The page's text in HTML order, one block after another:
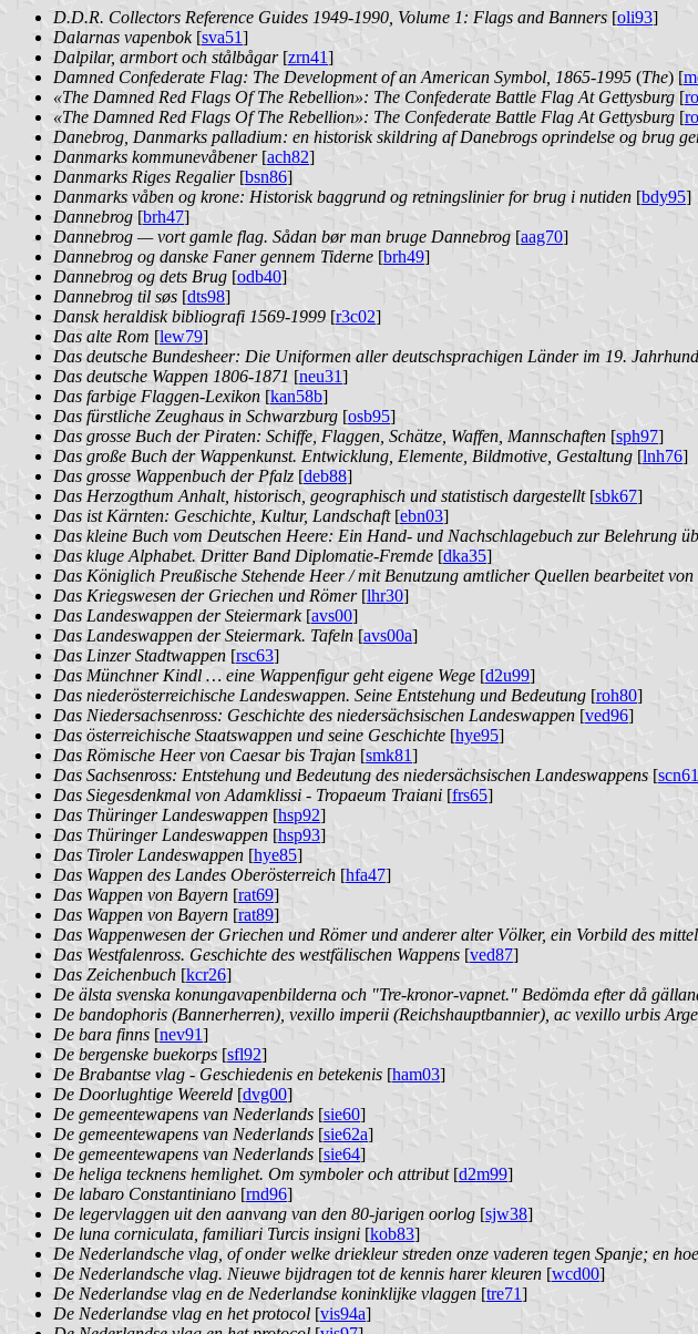
D.D.R. Collectors Reference Guides 1949-1990, Volume 1: Flags and Banners [oli93]
Dalarnas vapenbok[sva51]
Dalpilar, armbort och stålbågar[zrn41]
Damned Confederate Flag: The Development of an American Symbol, 1865-1995 (The) [
«The Damned Red Flags Of The Rebellion»: The Confederate Battle Flag At Gettysburg [
«The Damned Red Flags Of The Rebellion»: The Confederate Battle Flag At Gettysburg [
Danebrog, Danmarks palladium: en historisk skildring af Danebrogs oprindelse og brug
Danmarks kommunevåbener[ach82]
Danmarks Riges Regalier[bsn86]
Danmarks våben og krone: Historisk baggrund og retningslinier for brug i nutiden [bdy95]
Dannebrog [brh47]
Dannebrog — vort gamle flag. Sådan bør man bruge Dannebrog [aag70]
Dannebrog og danske Faner gennem Tiderne [brh49]
Dannebrog og dets Brug [odb40]
Dannebrog til søs [dts98]
Dansk heraldisk bibliografi 1569-1999 [r3c02]
Das alte Rom [lew79]
Das deutsche Bundesheer: Die Uniformen aller deutschsprachigen Länder im 19.
Das deutsche Wappen 1806-1871 [neu31]
Das farbige Flaggen-Lexikon [kan58b]
Das fürstliche Zeughaus in Schwarzburg [osb95]
Das grosse Buch der Piraten: Schiffe, Flaggen, Schätze, Waffen, Mannschaften [sph97]
Das große Buch der Wappenkunst. Entwicklung, Elemente, Bildmotive, Gestaltung [lnh76]
Das grosse Wappenbuch der Pfalz [deb88]
Das Herzogthum Anhalt, historisch, geographisch und statistisch dargestellt[sbk67]
Das ist Kärnten: Geschichte, Kultur, Landschaft[ebn03]
Das kleine Buch vom Deutschen Heere: Ein Hand- und Nachschlagebuch zur Belehrung
Das kluge Alphabet. Dritter Band Diplomatie-Fremde [dka35]
Das Königlich Preußische Stehende Heer / mit Benutzung amtlicher Quellen bearbeitet
Das Kriegswesen der Griechen und Römer[lhr30]
Das Landeswappen der Steiermark[avs00]
Das Landeswappen der Steiermark. Tafeln [avs00a]
Das Linzer Stadtwappen [rsc63]
Das Münchner Kindl … eine Wappenfigur geht eigene Wege [d2u99]
Das niederösterreichische Landeswappen. Seine Entstehung und Bedeutung [roh80]
Das Niedersachsenross: Geschichte des niedersächsischen Landeswappen [ved96]
Das österreichische Staatswappen und seine Geschichte [hye95]
Das Römische Heer von Caesar bis Trajan [smk81]
Das Sachsenross: Entstehung und Bedeutung des niedersächsischen Landeswappens [scn61
Das Siegesdenkmal von Adamklissi - Tropaeum Traiani [frs65]
Das Thüringer Landeswappen [hsp92]
Das Thüringer Landeswappen [hsp93]
Das Tiroler Landeswappen [hye85]
Das Wappen des Landes Oberösterreich [hfa47]
Das Wappen von Bayern [rat69]
Das Wappen von Bayern [rat89]
Das Wappenwesen der Griechen und Römer und anderer alter Völker, ein Vorbild des
Das Westfalenross. Geschichte des westfälischen Wappens [ved87]
Das Zeichenbuch [kcr26]
De älsta svenska konungavapenbilderna och "Tre-kronor-vapnet." Bedömda efter då
De bandophoris (Bannerherren), vexillo imperii (Reichshauptbannier), ac vexillo urbis
De bara finns [nev91]
De bergenske buekorps [sfl92]
De Brabantse vlag - Geschiedenis en betekenis [ham03]
De Doorlughtige Weereld [dvg00]
De gemeentewapens van Nederlands [sie60]
De gemeentewapens van Nederlands [sie62a]
De gemeentewapens van Nederlands [sie64]
De heliga tecknens hemlighet. Om symboler och attribut[d2m99]
De labaro Constantiniano [rnd96]
De legervlaggen uit den aanvang van den 80-jarigen oorlog [sjw38]
De luna corniculata, familiari Turcis insigni [kob83]
De Nederlandsche vlag, of onder welke driekleur streden onze vaderen tegen Spanje; en
De Nederlandsche vlag. Nieuwe bijdragen tot de kennis harer kleuren [wcd00]
De Nederlandse vlag en de Nederlandse koninklijke vlaggen [tre71]
De Nederlandse vlag en het protocol [vis94a]